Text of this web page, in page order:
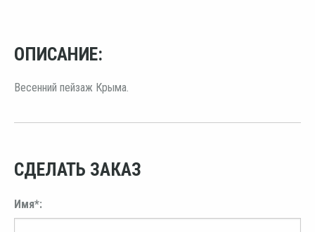
ОПИСАНИЕ:
Весенний пейзаж Крыма.
СДЕЛАТЬ ЗАКАЗ
Имя*: